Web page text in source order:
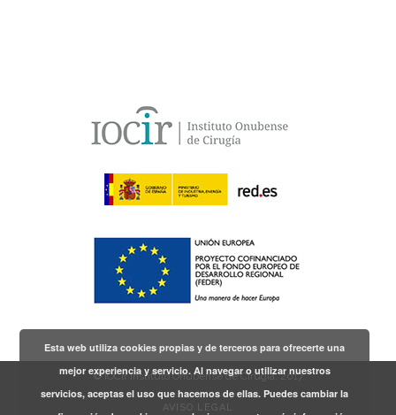
© IOCir Instituto Onubense de Cirugía, 2017
AVISO LEGAL
Esta web utiliza cookies propias y de terceros para ofrecerte una
mejor experiencia y servicio. Al navegar o utilizar nuestros
servicios, aceptas el uso que hacemos de ellas. Puedes cambiar la